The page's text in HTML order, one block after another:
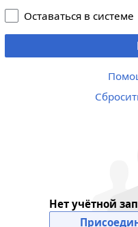
Оставаться в системе
Нет учётной